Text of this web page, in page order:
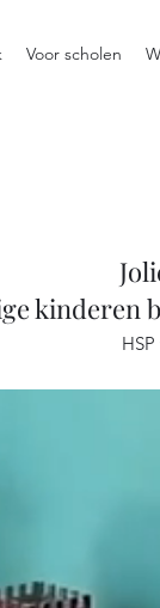
Voor scholen
kinderen